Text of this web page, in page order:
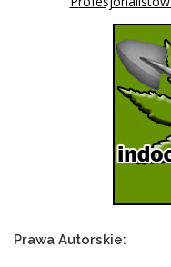
Prawa Autorskie: